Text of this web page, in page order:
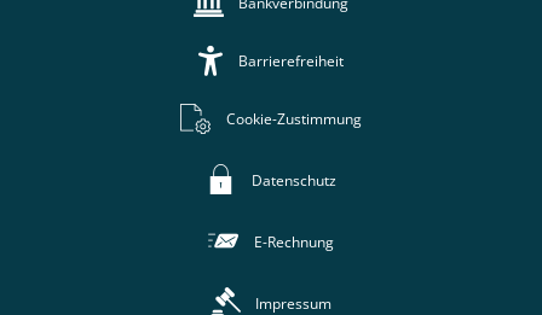
Barrierefreiheit
Cookie-Zustimmung
Datenschutz
E-Rechnung
Impressum